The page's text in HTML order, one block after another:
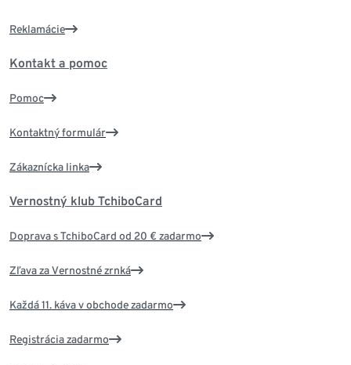
Reklamácie
Kontakt a pomoc
Pomoc
Kontaktný formulár
Zákaznícka linka
Vernostný klub TchiboCard
Doprava s TchiboCard od 20 € zadarmo
Zľava za Vernostné zrnká
Každá 11. káva v obchode zadarmo
Registrácia zadarmo